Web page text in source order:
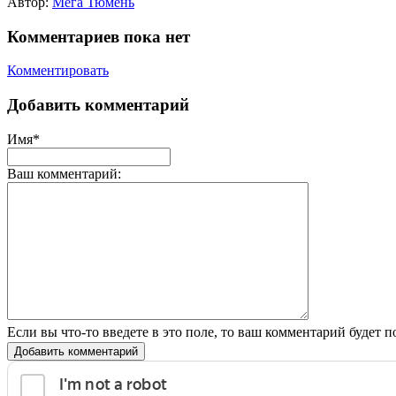
Комментариев пока нет
Комментировать
Добавить комментарий
Имя*
Ваш комментарий:
Если вы что-то введете в это поле, то ваш комментарий будет
Добавить комментарий